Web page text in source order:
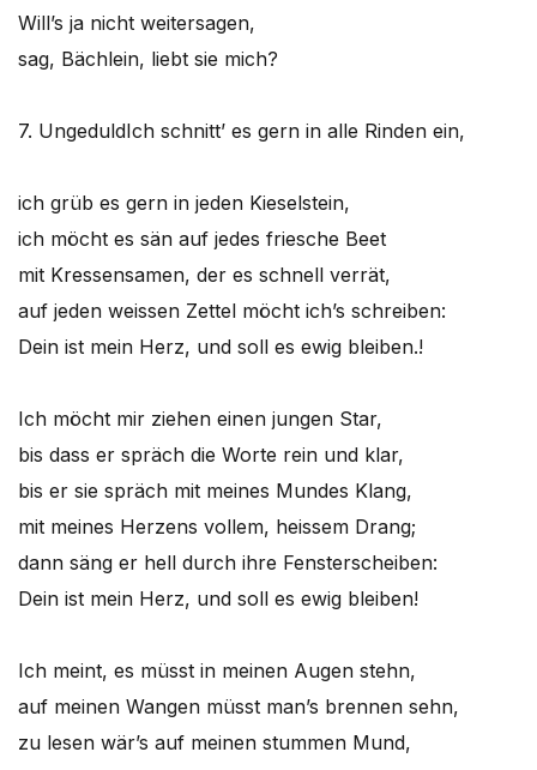
Will’s ja nicht weitersagen,
sag, Bächlein, liebt sie mich?
7. UngeduldIch schnitt’ es gern in alle Rinden ein,
ich grüb es gern in jeden Kieselstein,
ich möcht es sän auf jedes friesche Beet
mit Kressensamen, der es schnell verrät,
auf jeden weissen Zettel möcht ich’s schreiben:
Dein ist mein Herz, und soll es ewig bleiben.!
Ich möcht mir ziehen einen jungen Star,
bis dass er spräch die Worte rein und klar,
bis er sie spräch mit meines Mundes Klang,
mit meines Herzens vollem, heissem Drang;
dann säng er hell durch ihre Fensterscheiben:
Dein ist mein Herz, und soll es ewig bleiben!
Ich meint, es müsst in meinen Augen stehn,
auf meinen Wangen müsst man’s brennen sehn,
zu lesen wär’s auf meinen stummen Mund,